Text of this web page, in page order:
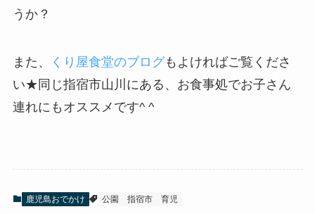
うか？
また、 くり屋食堂のブログもよければご覧くださ
い★同じ指宿市山川にある、お食事処でお子さん
連れにもオススメです^ ^
鹿児島おでかけ 公園 指宿市 育児